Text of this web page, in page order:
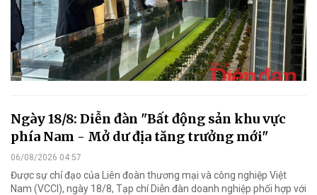
Ngày 18/8: Diễn đàn "Bất động sản khu vực
phía Nam - Mở dư địa tăng trưởng mới"
06/08/2026 04:57
Được sự chỉ đạo của Liên đoàn thương mại và công nghiệp Việt
Nam (VCCI), ngày 18/8, Tạp chí Diễn đàn doanh nghiệp phối hợp với